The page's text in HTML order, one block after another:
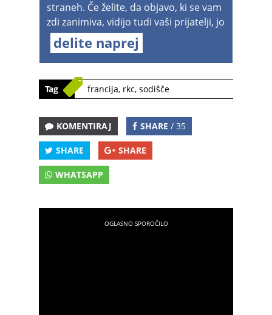
straneh. Če želite, da objavo, ki se vam
zdi zanimiva, vidijo tudi vaši prijatelji, jo
delite naprej
Tag francija, rkc, sodišče
KOMENTIRAJ SHARE / 35
SHARE SHARE
WHATSAPP